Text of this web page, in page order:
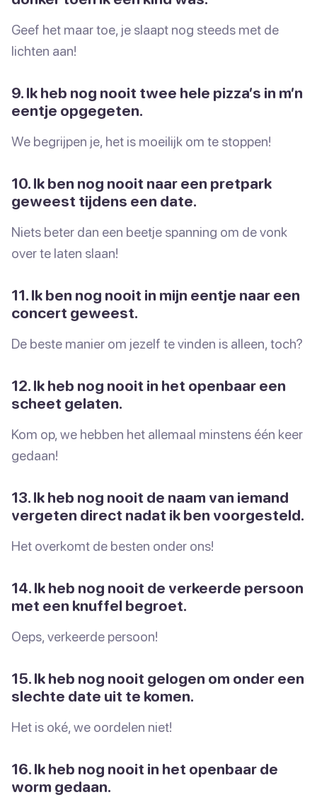
Geef het maar toe, je slaapt nog steeds met de
lichten aan!
9. Ik heb nog nooit twee hele pizza’s in m’n
eentje opgegeten.
We begrijpen je, het is moeilijk om te stoppen!
10. Ik ben nog nooit naar een pretpark
geweest tijdens een date.
Niets beter dan een beetje spanning om de vonk
over te laten slaan!
11. Ik ben nog nooit in mijn eentje naar een
concert geweest.
De beste manier om jezelf te vinden is alleen, toch?
12. Ik heb nog nooit in het openbaar een
scheet gelaten.
Kom op, we hebben het allemaal minstens één keer
gedaan!
13. Ik heb nog nooit de naam van iemand
vergeten direct nadat ik ben voorgesteld.
Het overkomt de besten onder ons!
14. Ik heb nog nooit de verkeerde persoon
met een knuffel begroet.
Oeps, verkeerde persoon!
15. Ik heb nog nooit gelogen om onder een
slechte date uit te komen.
Het is oké, we oordelen niet!
16. Ik heb nog nooit in het openbaar de
worm gedaan.